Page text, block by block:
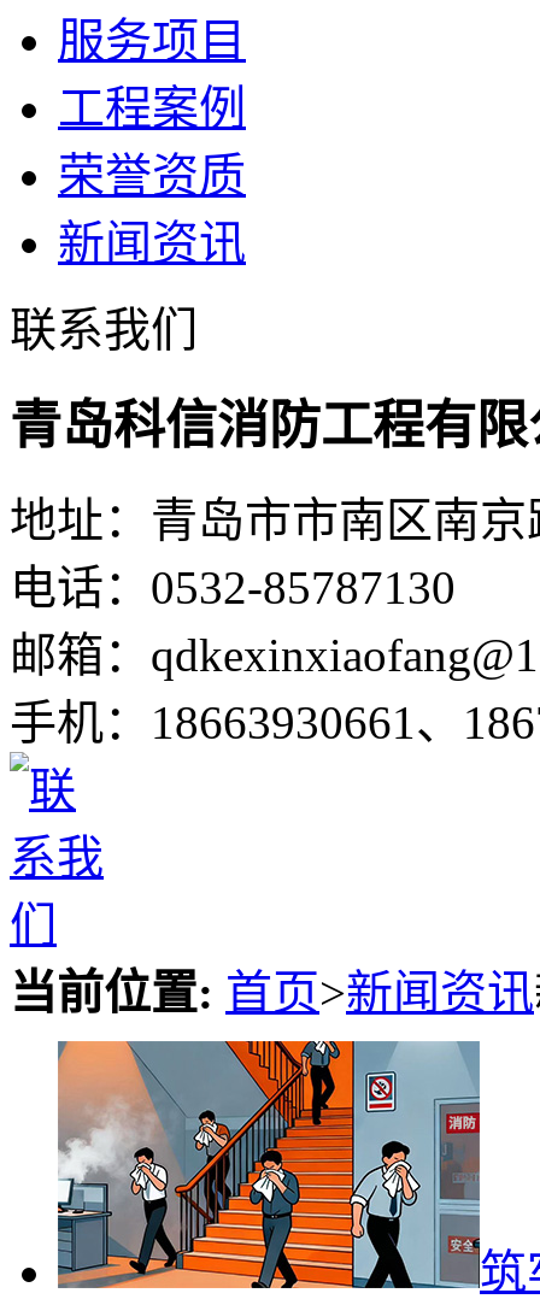
服务项目
工程案例
荣誉资质
新闻资讯
联系我们
青岛科信消防工程有
地址：青岛市市南区南京
电话：0532-85787130
邮箱：
手机：18663930661、
当前位置: 首页>新闻资讯
筑